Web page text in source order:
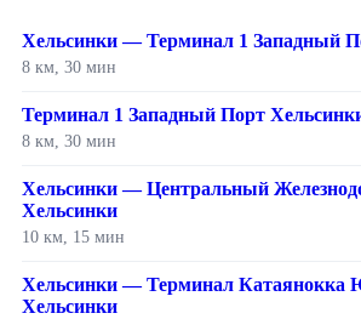
Хельсинки — Терминал 1 Западный
8 км, 30 мин
Терминал 1 Западный Порт
8 км, 30 мин
Хельсинки — Центральный
Хельсинки
10 км, 15 мин
Хельсинки — Терминал
Хельсинки